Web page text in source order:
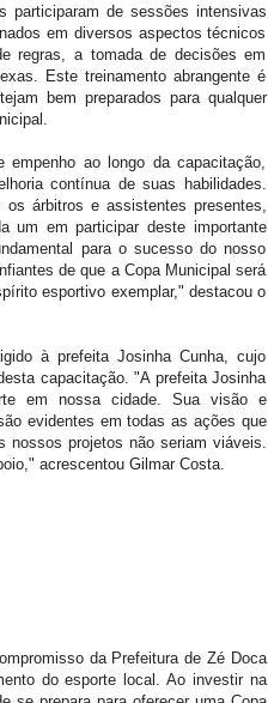
participaram de sessões intensivas
em diversos aspectos técnicos
regras, a tomada de decisões em
Este treinamento abrangente é
bem preparados para qualquer
ao longo da capacitação,
contínua de suas habilidades.
árbitros e assistentes presentes,
um em participar deste importante
para o sucesso do nosso
de que a Copa Municipal será
esportivo exemplar," destacou o
à prefeita Josinha Cunha, cujo
capacitação. "A prefeita Josinha
em nossa cidade. Sua visão e
evidentes em todas as ações que
projetos não seriam viáveis.
acrescentou Gilmar Costa.
da Prefeitura de Zé Doca
do esporte local. Ao investir na